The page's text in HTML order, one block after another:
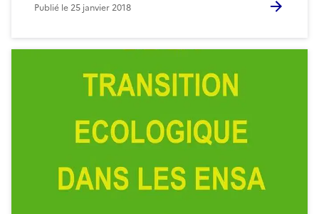
Publié le25 janvier 2018